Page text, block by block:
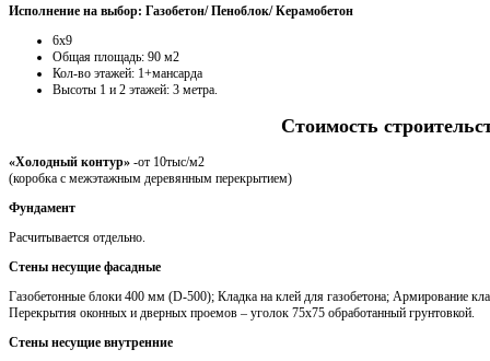
Исполнение на выбор: Газобетон/ Пеноблок/ Керамобетон
6х9
Общая площадь: 90 м2
Кол-во этажей: 1+мансарда
Высоты 1 и 2 этажей: 3 метра.
Стоимость
«Холодный контур» -от 10тыс/м2
(коробка с межэтажным деревянным перекрытием)
Фундамент
Расчитывается отдельно.
Стены несущие фасадные
Газобетонные блоки 400 мм (D-500); Кладка на клей для газобетона; Армирование
Перекрытия оконных и дверных проемов – уголок 75х75 обработанный грунтовкой.
Стены несущие внутренние